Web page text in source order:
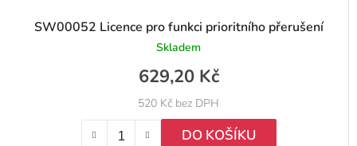
SW00052 Licence pro funkci prioritního přerušení
Skladem
520 Kč bez DPH
629,20 Kč
DO KOŠÍKU